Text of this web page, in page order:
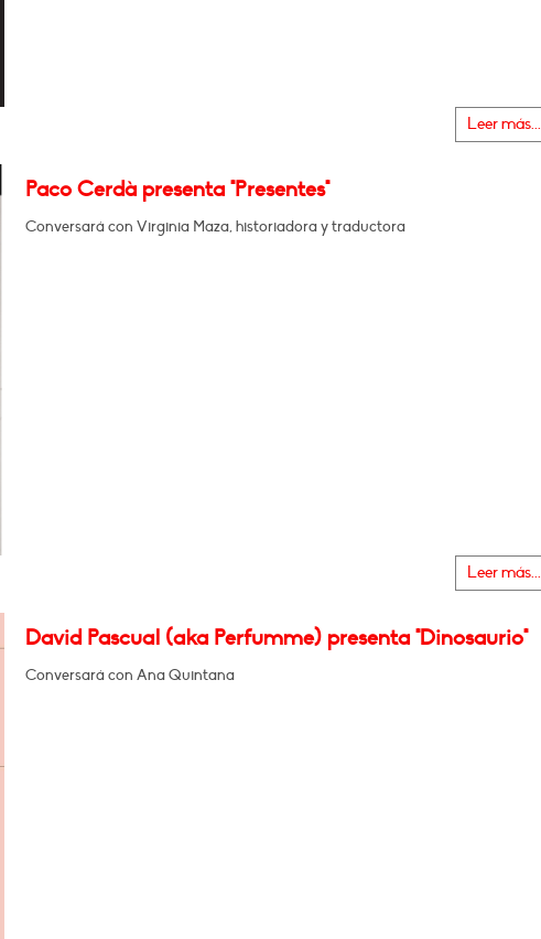
Leer más...
Paco Cerdà presenta "Presentes"
Conversará con Virginia Maza, historiadora y traductora
Leer más...
David Pascual (aka Perfumme) presenta "Dinosaurio"
Conversará con Ana Quintana